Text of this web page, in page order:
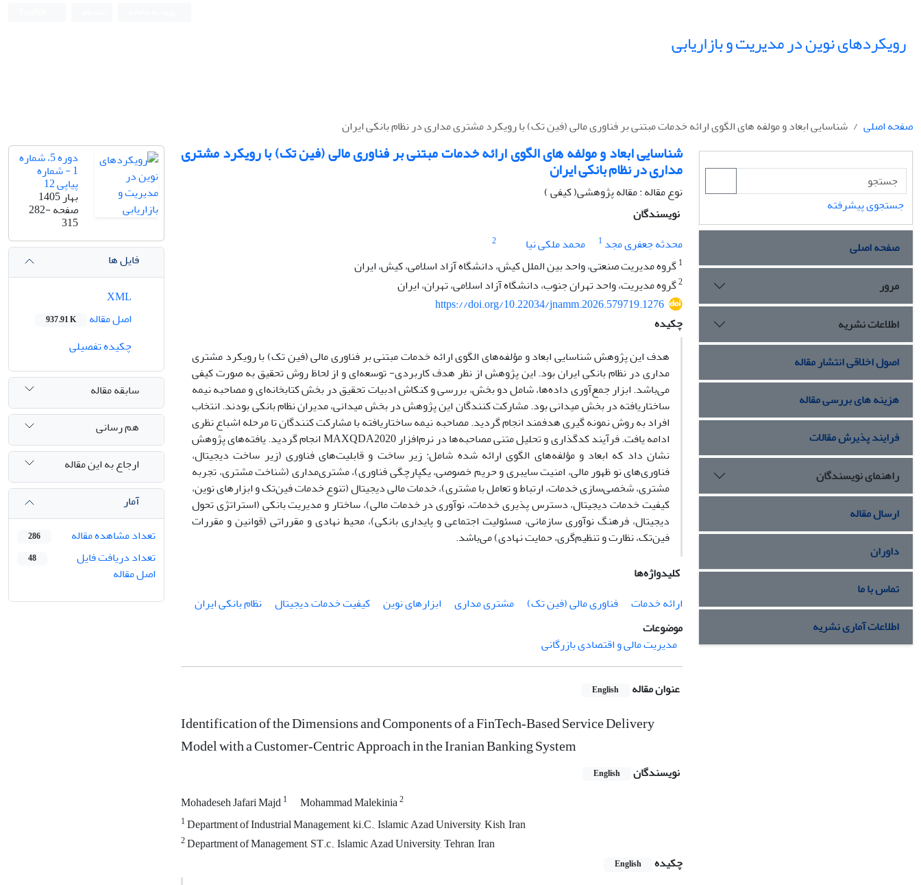
رویکردهای نوین در مدیریت و بازاریابی
صفحه اصلی شناسایی ابعاد و مولفه های الگوی ارائه خدمات مبتنی بر فناوری مالی (فین تک) با رویکرد مشتری مداری در نظام بانکی ایران
شناسایی ابعاد و مولفه های الگوی ارائه خدمات مبتنی بر فناوری مالی (فین تک) با رویکرد مشتری
مداری در نظام بانکی ایران
نوع مقاله : مقاله پژوهشی( کیفی )
نویسندگان
محدثه جعفری مجد 1 محمد ملکی نیا
2
1گروه مدیریت صنعتی، واحد بین الملل کیش، دانشگاه آزاد اسلامی، کیش، ایران
2گروه مدیریت، واحد تهران جنوب، دانشگاه آزاد اسلامی، تهران، ایران
https://doi.org/10.22034/jnamm.2026.579719.1276
چکیده
هدف این پژوهش شناسایی ابعاد و مؤلفه‌های الگوی ارائه خدمات مبتنی بر فناوری مالی (فین تک) با رویکرد مشتری
مداری در نظام بانکی ایران بود. این پژوهش از نظر هدف کاربردی- توسعه‌ای و از لحاظ روش تحقیق به صورت کیفی
می‌باشد. ابزار جمع‌آوری داده‌ها، شامل دو بخش، بررسی و کنکاش ادبیات تحقیق در بخش کتابخانه‌ای و مصاحبه نیمه
ساختاریافته در بخش میدانی بود. مشارکت کنندگان این پژوهش در بخش میدانی، مدیران نظام بانکی بودند. انتخاب
افراد به روش نمونه گیری هدفمند انجام گردید. مصاحبه نیمه ساختاریافته با مشارکت کنندگان تا مرحله اشباع نظری
ادامه یافت. فرآیند کدگذاری و تحلیل متنی مصاحبه‌ها در نرم‌افزار MAXQDA2020 انجام گردید. یافته‌های پژوهش
نشان داد که ابعاد و مؤلفه‌های الگوی ارائه شده شامل: زیر ساخت و قابلیت‌های فناوری (زیر ساخت دیجیتال،
فناوری‌های نو ظهور مالی، امنیت سایبری و حریم خصوصی، یکپارچگی فناوری)، مشتری‌مداری (شناخت مشتری، تجربه
مشتری، شخصی‌سازی خدمات، ارتباط و تعامل با مشتری)، خدمات مالی دیجیتال (تنوع خدمات فین‌تک و ابزارهای نوین،
کیفیت خدمات دیجیتال، دسترس ‌پذیری خدمات، نوآوری در خدمات مالی)، ساختار و مدیریت بانکی (استراتژی تحول
دیجیتال، فرهنگ نوآوری سازمانی، مسئولیت اجتماعی و پایداری بانکی)، محیط نهادی و مقرراتی (قوانین و مقررات
فین‌تک، نظارت و تنظیم‌گری، حمایت نهادی) می‌باشد.
کلیدواژه‌ها
ارائه خدمات
فناوری مالی (فین تک) مشتری مداری ابزارهای نوین کیفیت خدمات دیجیتال
نظام بانکی ایران
موضوعات
مدیریت مالی و اقتصادی بازرگانی
عنوان مقاله English
Identification of the Dimensions and Components of a FinTech‑Based Service Delivery
Model with a Customer‑Centric Approach in the Iranian Banking System
نویسندگان English
Mohadeseh Jafari Majd1 Mohammad Malekinia2
1Department of Industrial Management, ki.C., Islamic Azad University, Kish, Iran
2Department of Management, ST.c., Islamic Azad University, Tehran, Iran
چکیده
English
دوره 5، شماره
1 - شماره
پیاپی 12
بهار 1405
صفحه282-
315
فایل ها
اصل مقاله
937.91 K
چکیده تفصیلی
سابقه مقاله
هم رسانی
ارجاع به این مقاله
آمار
تعداد مشاهده مقاله
286
تعداد دریافت فایل
اصل مقاله
48
جستجوی پیشرفته
صفحه اصلی
مرور
اطلاعات نشریه
اصول اخلاقی انتشار مقاله
هزینه های بررسی مقاله
فرایند پذیرش مقالات
راهنمای نویسندگان
ارسال مقاله
داوران
تماس با ما
اطلاعات آماری نشریه